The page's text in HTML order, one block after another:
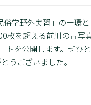
学野外実習」の一環
枚を超える前川の古写
トを公開します。ぜひ
うございました。